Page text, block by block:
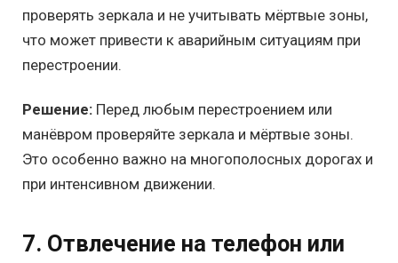
проверять зеркала и не учитывать мёртвые зоны,
что может привести к аварийным ситуациям при
перестроении.
Решение: Перед любым перестроением или
манёвром проверяйте зеркала и мёртвые зоны.
Это особенно важно на многополосных дорогах и
при интенсивном движении.
7. Отвлечение на телефон или